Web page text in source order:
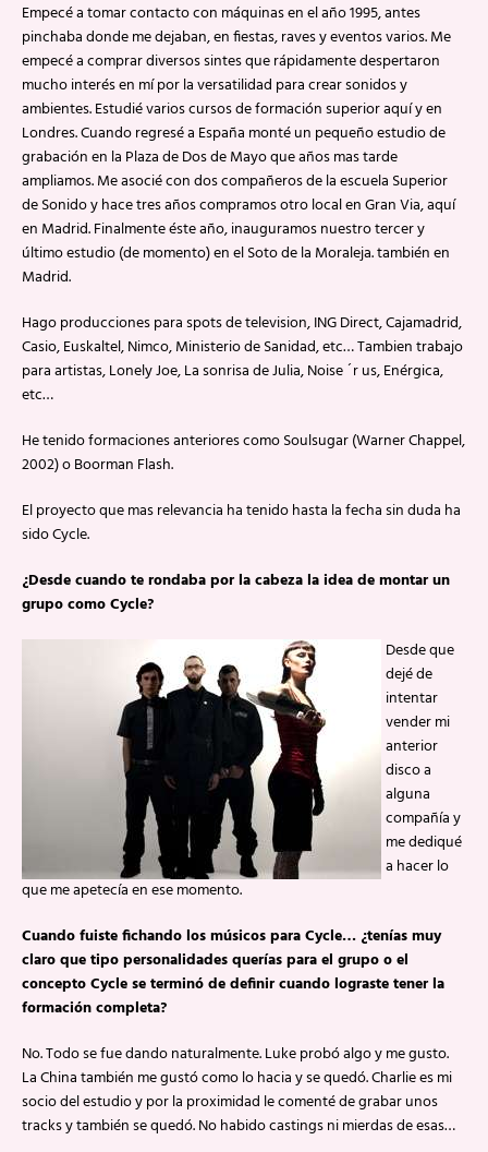
Empecé a tomar contacto con máquinas en el año 1995, antes
pinchaba donde me dejaban, en fiestas, raves y eventos varios. Me
empecé a comprar diversos sintes que rápidamente despertaron
mucho interés en mí por la versatilidad para crear sonidos y
ambientes. Estudié varios cursos de formación superior aquí y en
Londres. Cuando regresé a España monté un pequeño estudio de
grabación en la Plaza de Dos de Mayo que años mas tarde
ampliamos. Me asocié con dos compañeros de la escuela Superior
de Sonido y hace tres años compramos otro local en Gran Via, aquí
en Madrid. Finalmente éste año, inauguramos nuestro tercer y
último estudio (de momento) en el Soto de la Moraleja. también en
Madrid.
Hago producciones para spots de television, ING Direct, Cajamadrid,
Casio, Euskaltel, Nimco, Ministerio de Sanidad, etc… Tambien trabajo
para artistas, Lonely Joe, La sonrisa de Julia, Noise ´r us, Enérgica,
etc…
He tenido formaciones anteriores como Soulsugar (Warner Chappel,
2002) o Boorman Flash.
El proyecto que mas relevancia ha tenido hasta la fecha sin duda ha
sido Cycle.
¿Desde cuando te rondaba por la cabeza la idea de montar un
grupo como Cycle?
Desde que
dejé de
intentar
vender mi
anterior
disco a
alguna
compañía y
me dediqué
a hacer lo
que me apetecía en ese momento.
Cuando fuiste fichando los músicos para Cycle… ¿tenías muy
claro que tipo personalidades querías para el grupo o el
concepto Cycle se terminó de definir cuando lograste tener la
formación completa?
No. Todo se fue dando naturalmente. Luke probó algo y me gusto.
La China también me gustó como lo hacia y se quedó. Charlie es mi
socio del estudio y por la proximidad le comenté de grabar unos
tracks y también se quedó. No habido castings ni mierdas de esas…